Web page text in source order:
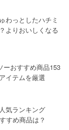
わっとしたハチミ
よりおいしくなる
ーおすすめ商品153
イテムを厳選
気ランキング
すめ商品は？